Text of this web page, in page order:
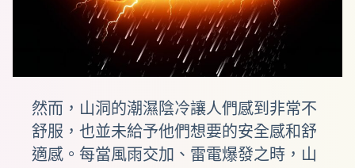
然而，山洞的潮濕陰冷讓人們感到非常不
舒服，也並未給予他們想要的安全感和舒
適感。每當風雨交加、雷電爆發之時，山